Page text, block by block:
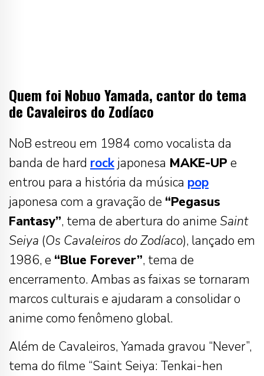
Quem foi Nobuo Yamada, cantor do tema
de Cavaleiros do Zodíaco
NoB estreou em 1984 como vocalista da
banda de hard rockjaponesa MAKE-UP e
entrou para a história da música pop
japonesa com a gravação de “Pegasus
Fantasy”, tema de abertura do anime Saint
Seiya (Os Cavaleiros do Zodíaco), lançado em
1986, e “Blue Forever”, tema de
encerramento. Ambas as faixas se tornaram
marcos culturais e ajudaram a consolidar o
anime como fenômeno global.
Além de Cavaleiros, Yamada gravou “Never”,
tema do filme “Saint Seiya: Tenkai-hen